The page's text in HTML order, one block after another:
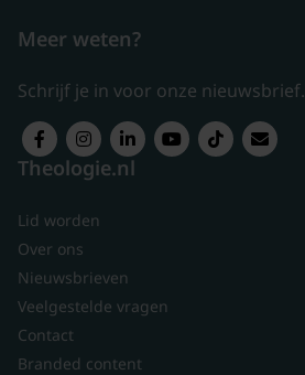
Meer weten?
Schrijf je in voor onze nieuwsbrief.
Theologie.nl
Lid worden
Over ons
Nieuwsbrieven
Veelgestelde vragen
Contact
Branded content